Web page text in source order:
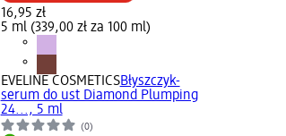
16,95 zł
5 ml (339,00 zł za 100 ml)
EVELINE COSMETICSBłyszczyk-
serum do ust Diamond Plumping
24..., 5 ml
(0)